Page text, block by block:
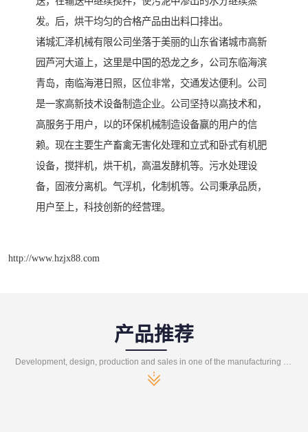
发。后，烘干均匀的合格产品由出料口排出。
诸城汇泽机械有限公司坐落于美丽的山东省诸城市高新
园芦河大道上，这里是中国的恐龙之乡，公司东临海滨
青岛，南临海港日照，区位非常，交通发达便利。公司
是一家高新技术设备制造企业。公司坚持以高技术和，
高服务于用户，以的环保机械制造设备赢的用户的信
赖。现在主要生产畜禽无害化处理和立式和卧式有机肥
设备，搅拌机，烘干机，高温发酵机等。污水处理设
备，固液分离机。气浮机，化制机等。公司秉承品质，
用户至上，科技创新的经营理。
http://www.hzjx88.com
产品推荐
Development, design, production and sales in one of the manufacturing enterprises